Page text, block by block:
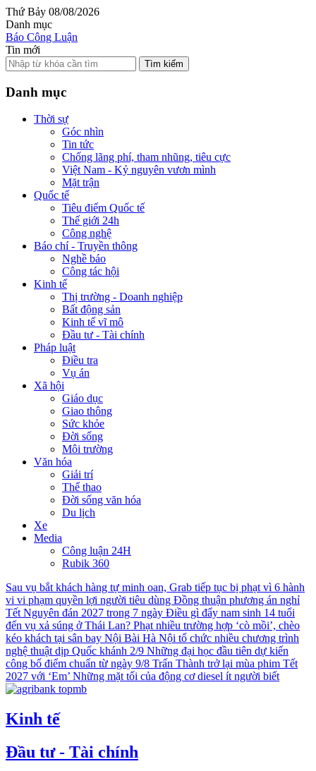
Thứ Bảy 08/08/2026
Danh mục
Báo Công Luận
Tin mới
Tìm kiếm
Danh mục
Thời sự
Góc nhìn
Tin tức
Chống lãng phí, tham nhũng, tiêu cực
Việt Nam - Kỷ nguyên vươn mình
Mặt trận
Quốc tế
Tiêu điểm Quốc tế
Thế giới 24h
Công nghệ
Báo chí - Truyền thông
Nghề báo
Công tác hội
Kinh tế
Thị trường - Doanh nghiệp
Bất động sản
Kinh tế vĩ mô
Đầu tư - Tài chính
Pháp luật
Điều tra
Vụ án
Xã hội
Giáo dục
Giao thông
Sức khỏe
Đời sống
Môi trường
Văn hóa
Giải trí
Thể thao
Đời sống văn hóa
Du lịch
Xe
Media
Công luận 24H
Rubik 360
Sau vụ bắt khách hàng tự minh oan, Grab tiếp tục bị phạt vì 6 hành
vi vi phạm quyền lợi người tiêu dùng Đồng thuận phương án nghỉ
Tết Nguyên đán 2027 trong 7 ngày Điều gì đẩy nam sinh 14 tuổi
đến vụ xả súng ở Thái Lan? Phạt nhiều trường hợp ‘cò mồi’, chèo
kéo khách tại sân bay Nội Bài Hà Nội tổ chức nhiều chương trình
nghệ thuật dịp Quốc khánh 2/9 Những đại học đầu tiên dự kiến
công bố điểm chuẩn từ ngày 9/8 Trấn Thành trở lại mùa phim Tết
2027 với ‘Em’ Những mặt tối của động cơ diesel ít người biết
Kinh tế
Đầu tư - Tài chính